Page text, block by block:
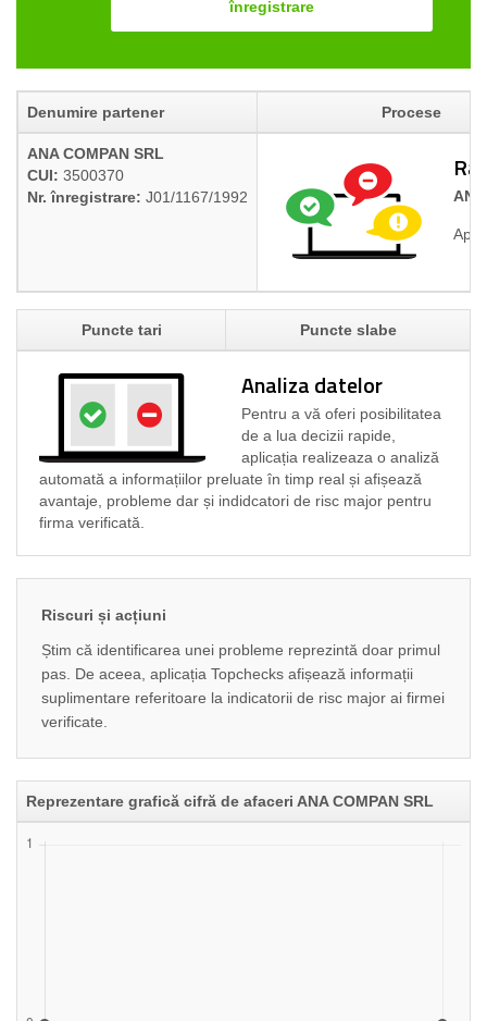
înregistrare
Denumire partener Procese
ANA COMPAN SRL
CUI: 3500370
Nr. înregistrare: J01/1167/1992
Puncte tari Puncte slabe
Analiza datelor
Pentru a vă oferi posibilitatea
de a lua decizii rapide,
aplicația realizeaza o analiză
automată a informațiilor preluate în timp real și afișează
avantaje, probleme dar și indidcatori de risc major pentru
firma verificată.
Riscuri și acțiuni
Știm că identificarea unei probleme reprezintă doar primul
pas. De aceea, aplicația Topchecks afișează informații
suplimentare referitoare la indicatorii de risc major ai firmei
verificate.
Reprezentare grafică cifră de afaceri ANA COMPAN SRL